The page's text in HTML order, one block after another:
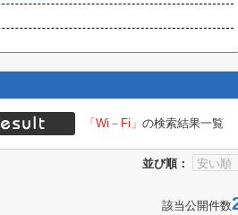
「Wi－Fi」 の検索結果一覧
並び順：
該当公開件数